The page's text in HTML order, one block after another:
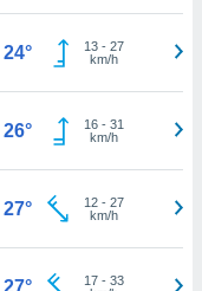
24° 13- 27
km/h
26° 16- 31
km/h
27° 12- 27
km/h
27° 17- 33